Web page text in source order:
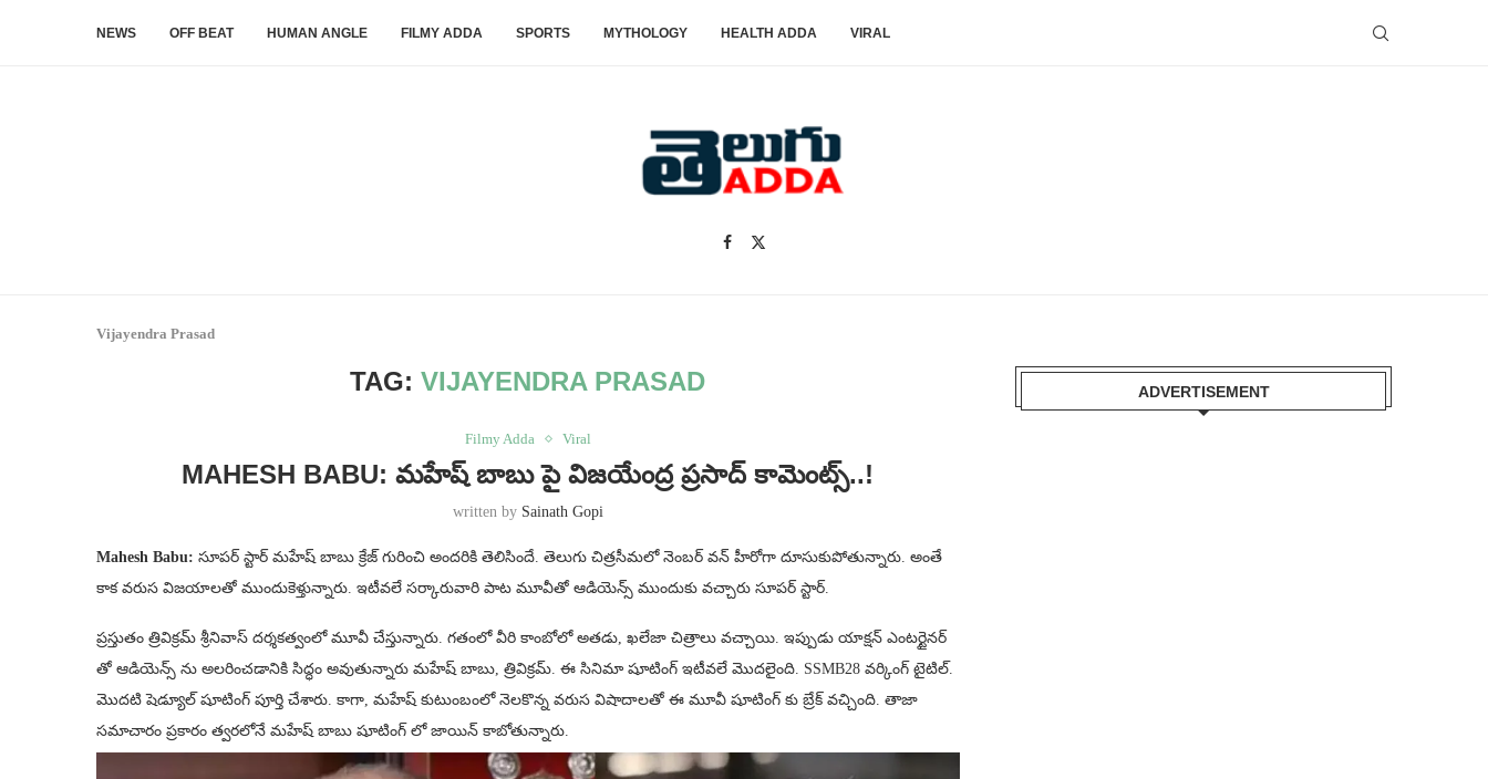
NEWS OFF BEAT HUMAN ANGLE FILMY ADDA SPORTS MYTHOLOGY HEALTH ADDA VIRAL
Vijayendra Prasad
TAG:VIJAYENDRA PRASAD
Filmy Adda Viral
MAHESH BABU: మహేష్ బాబు పై విజయేంద్ర ప్రసాద్ కామెంట్స్..!
written by Sainath Gopi
Mahesh Babu: సూపర్ స్టార్ మహేష్ బాబు క్రేజ్ గురించి అందరికి తెలిసిందే. తెలుగు చిత్రసీమలో నెంబర్ వన్ హీరోగా దూసుకుపోతున్నారు. అంతే
కాక వరుస విజయాలతో ముందుకెళ్తున్నారు. ఇటీవలే సర్కారువారి పాట మూవీతో ఆడియెన్స్ ముందుకు వచ్చారు సూపర్ స్టార్.
ప్రస్తుతం త్రివిక్రమ్ శ్రీనివాస్ దర్శకత్వంలో మూవీ చేస్తున్నారు. గతంలో వీరి కాంబోలో అతడు, ఖలేజా చిత్రాలు వచ్చాయి. ఇప్పుడు యాక్షన్ ఎంటర్టైనర్
తో ఆడియెన్స్ ను అలరించడానికి సిద్ధం అవుతున్నారు మహేష్ బాబు, త్రివిక్రమ్. ఈ సినిమా షూటింగ్ ఇటీవలే మొదలైంది. SSMB28 వర్కింగ్ టైటిల్.
మొదటి షెడ్యూల్ షూటింగ్ పూర్తి చేశారు. కాగా, మహేష్ కుటుంబంలో నెలకొన్న వరుస విషాదాలతో ఈ మూవీ షూటింగ్ కు బ్రేక్ వచ్చింది. తాజా
సమాచారం ప్రకారం త్వరలోనే మహేష్ బాబు షూటింగ్ లో జాయిన్ కాబోతున్నారు.
ADVERTISEMENT